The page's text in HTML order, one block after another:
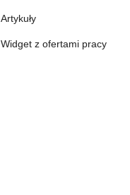
Artykuły
Widget z ofertami pracy